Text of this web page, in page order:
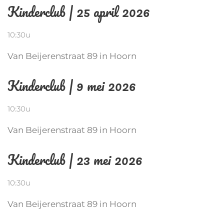
Kinderclub | 25 april 2026
10:30u
Van Beijerenstraat 89 in Hoorn
Kinderclub | 9 mei 2026
10:30u
Van Beijerenstraat 89 in Hoorn
Kinderclub | 23 mei 2026
10:30u
Van Beijerenstraat 89 in Hoorn